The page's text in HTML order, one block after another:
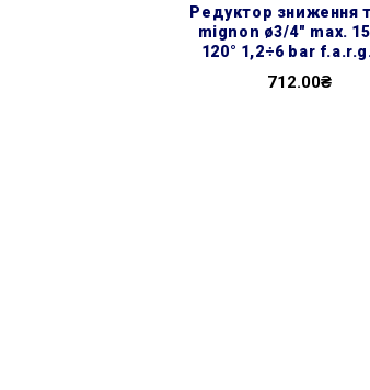
редуктор зниження тиску
mignon ø3/4″ max.
120° 1,2÷6 bar
712.00₴